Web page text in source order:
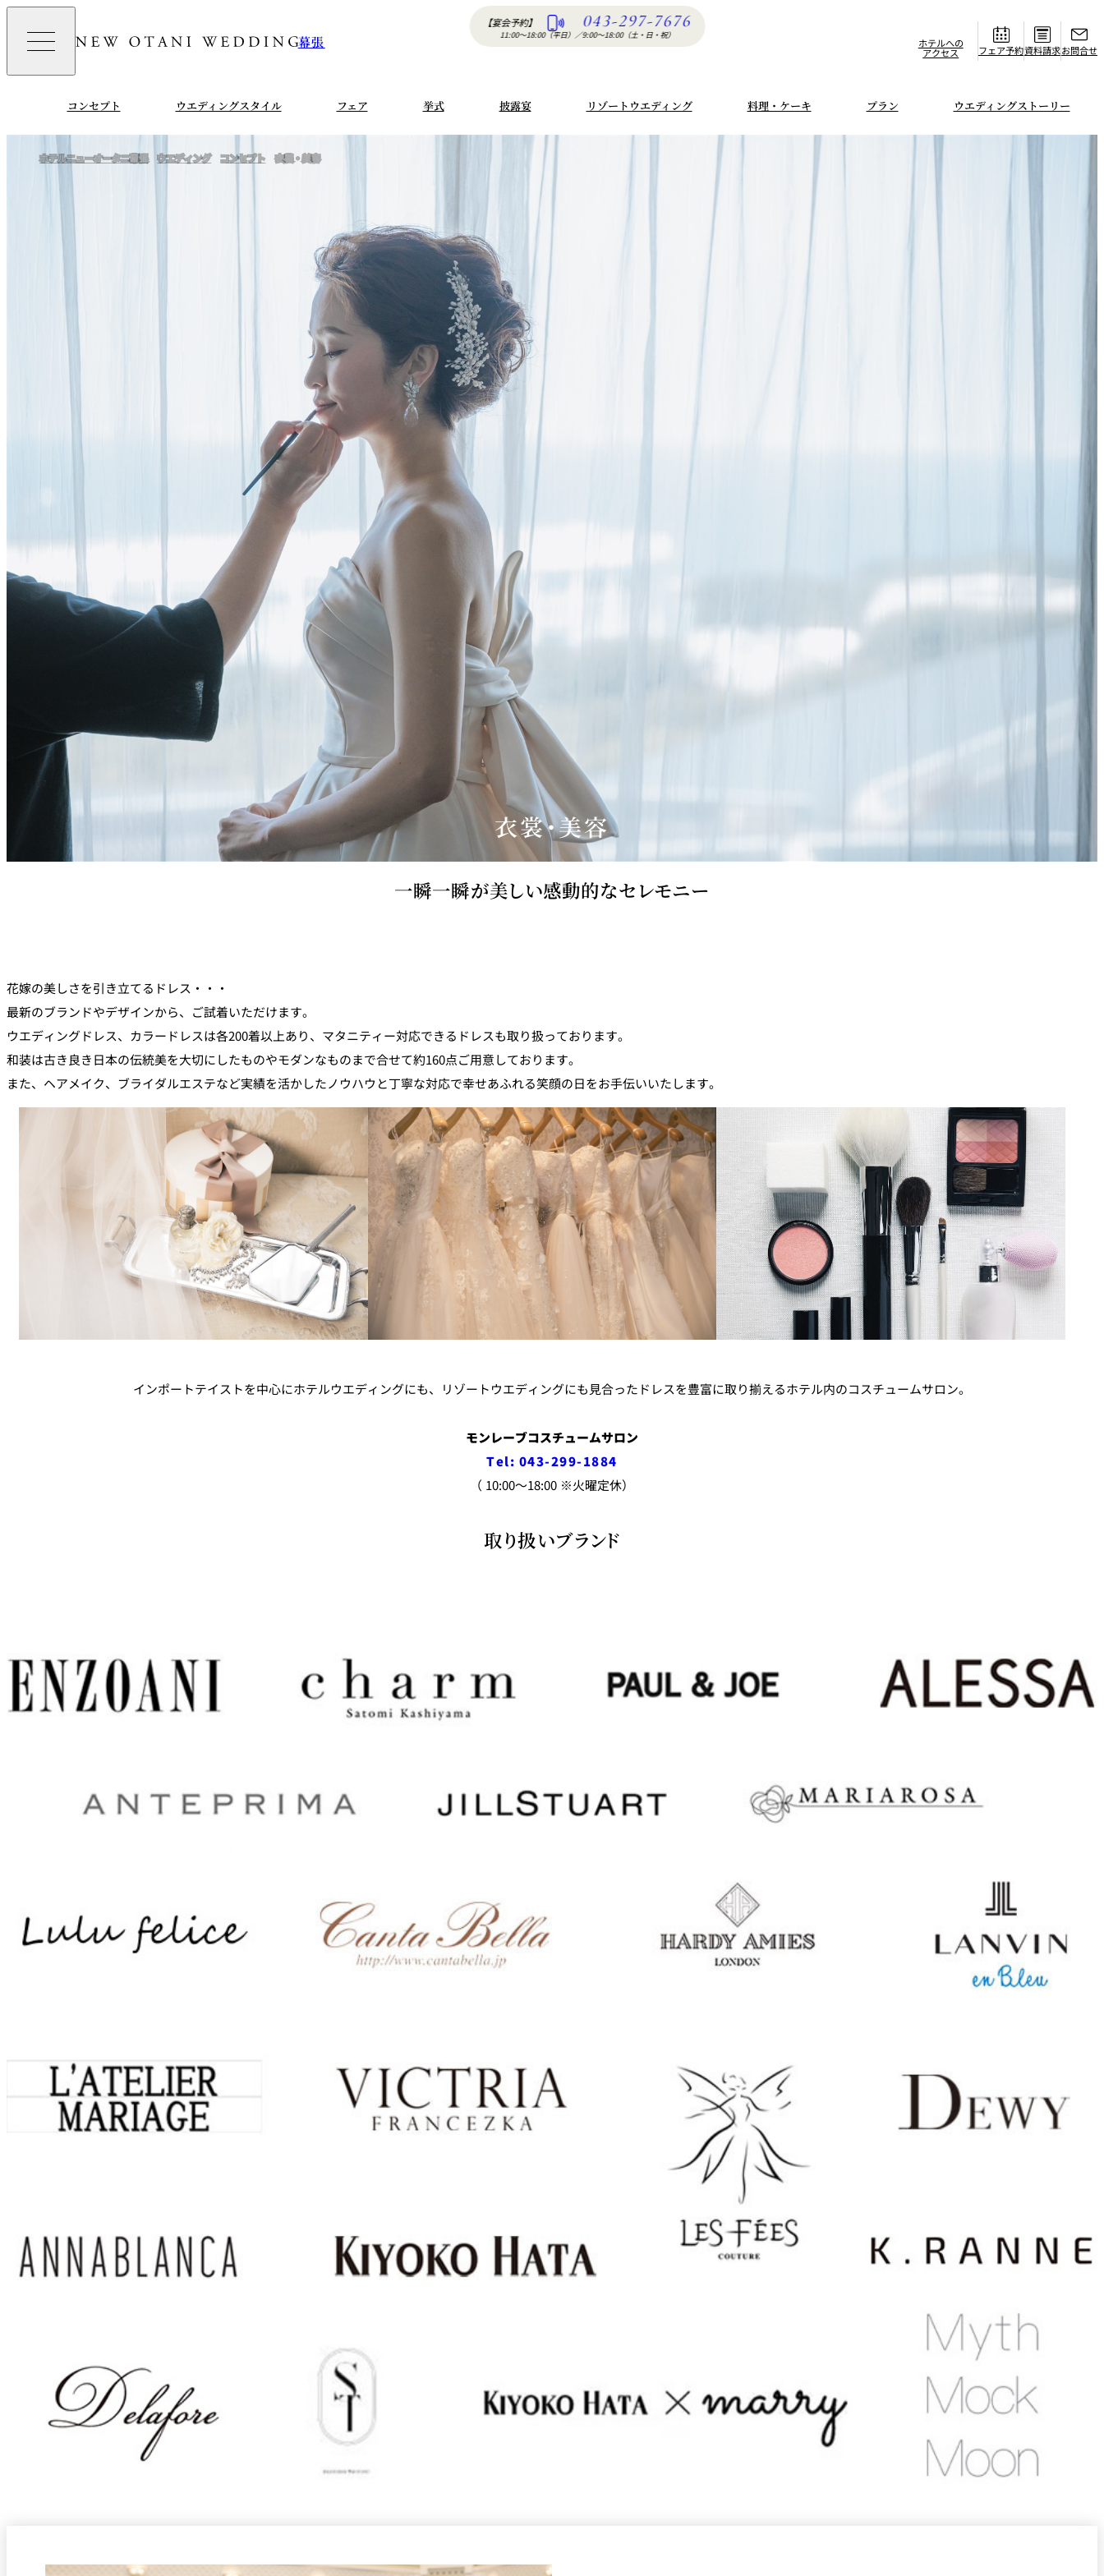
幕張 ホテルへの
アクセス フェア 資料請求お問合せ
コンセプト ウエディングスタイル フェア 挙式 披露宴 リゾートウエディング 料理・ケーキ プラン ウエディングストーリー
衣裳・美容
ホテルニューオータニ幕張 ウエディング コンセプト 衣裳・美容
一瞬一瞬が美しい感動的なセレモニー
花嫁の美しさを引き立てるドレス・・・
最新のブランドやデザインから、ご試着いただけます。
ウエディングドレス、カラードレスは各200着以上あり、マタニティー対応できるドレスも取り扱っております。
和装は古き良き日本の伝統美を大切にしたものやモダンなものまで合せて約160点ご用意しております。
また、ヘアメイク、ブライダルエステなど実績を活かしたノウハウと丁寧な対応で幸せあふれる笑顔の日をお手伝いいたします。
インポートテイストを中心にホテルウエディングにも、リゾートウエディングにも見合ったドレスを豊富に取り揃えるホテル内のコスチュームサロン。
モンレーブコスチュームサロン
Tel: 043-299-1884
（ 10:00～18:00 ※火曜定休）
取り扱いブランド
【宴会予約】 043-297-7676
11:00〜18:00（平日） ／9:00〜18:00（土・日・祝）